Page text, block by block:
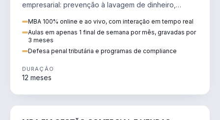
empresarial: prevenção à lavagem de dinheiro,
MBA 100% online e ao vivo, com interação em tempo real
Aulas em apenas 1 final de semana por mês, gravadas por
3 meses
Defesa penal tributária e programas de compliance
DURAÇÃO
12 meses